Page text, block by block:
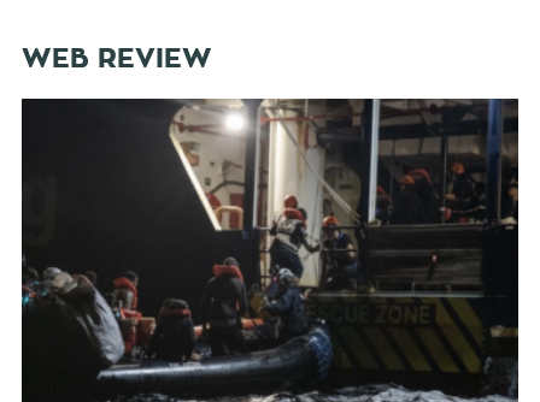
WEB REVIEW